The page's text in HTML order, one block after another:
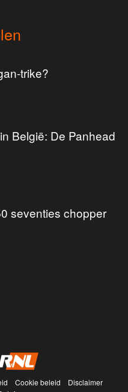
trike?
België: De Panhead
seventies chopper
Cookie beleid
Disclaimer